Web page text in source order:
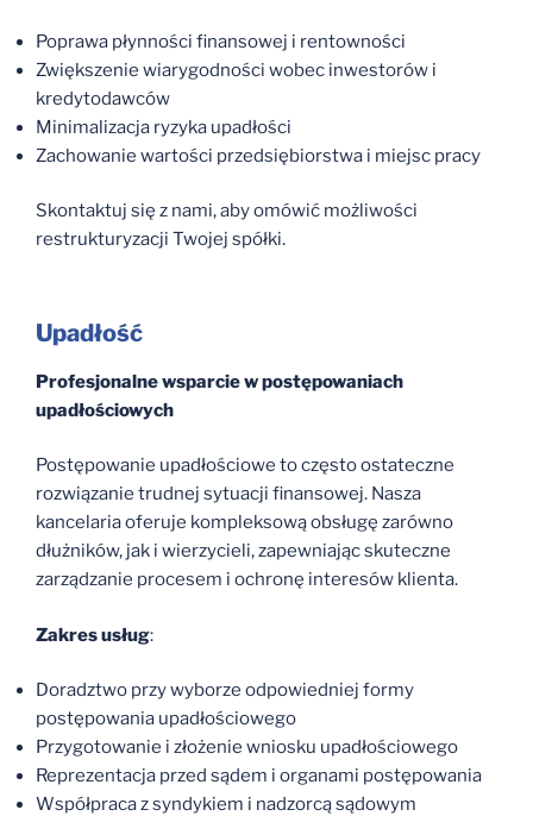
Poprawa płynności finansowej i rentowności
Zwiększenie wiarygodności wobec inwestorów i
kredytodawców
Minimalizacja ryzyka upadłości
Zachowanie wartości przedsiębiorstwa i miejsc pracy
Skontaktuj się z nami, aby omówić możliwości
restrukturyzacji Twojej spółki.
Upadłość
Profesjonalne wsparcie w postępowaniach
upadłościowych
Postępowanie upadłościowe to często ostateczne
rozwiązanie trudnej sytuacji finansowej. Nasza
kancelaria oferuje kompleksową obsługę zarówno
dłużników, jak i wierzycieli, zapewniając skuteczne
zarządzanie procesem i ochronę interesów klienta.
Zakres usług:
Doradztwo przy wyborze odpowiedniej formy
postępowania upadłościowego
Przygotowanie i złożenie wniosku upadłościowego
Reprezentacja przed sądem i organami postępowania
Współpraca z syndykiem i nadzorcą sądowym